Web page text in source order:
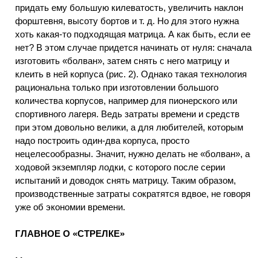
придать ему большую килеватость, увеличить наклон
форштевня, высоту бортов и т. д. Но для этого нужна
хоть какая-то подходящая матрица. А как быть, если ее
нет? В этом случае придется начинать от нуля: сначала
изготовить «болван», затем снять с него матрицу и
клеить в ней корпуса (рис. 2). Однако такая технология
рациональна только при изготовлении большого
количества корпусов, например для пионерского или
спортивного лагеря. Ведь затраты времени и средств
при этом довольно велики, а для любителей, которым
надо построить один-два корпуса, просто
нецелесообразны. Значит, нужно делать не «болван», а
ходовой экземпляр лодки, с которого после серии
испытаний и доводок снять матрицу. Таким образом,
производственные затраты сократятся вдвое, не говоря
уже об экономии времени.
ГЛАВНОЕ О «СТРЕЛКЕ»